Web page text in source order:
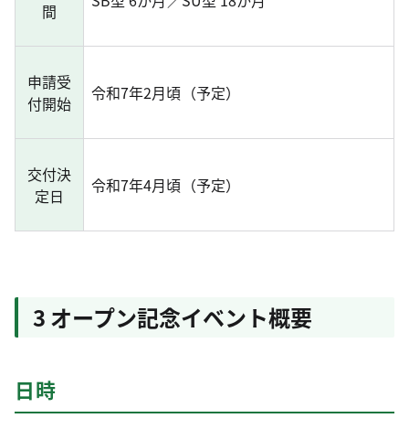
間
申請受
付開始
令和7年2月頃（予定）
交付決
定日
令和7年4月頃（予定）
3 オープン記念イベント概要
日時